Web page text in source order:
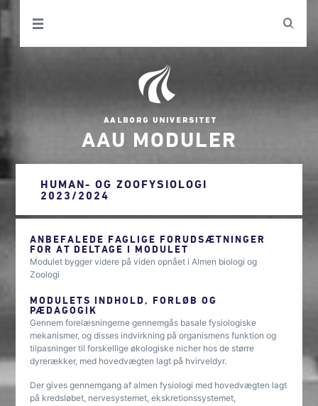
AAU MODULER
HUMAN- OG ZOOFYSIOLOGI
2023/2024
ANBEFALEDE FAGLIGE FORUDSÆTNINGER
FOR AT DELTAGE I MODULET
Modulet bygger videre på viden opnået i Almen biologi og
Zoologi
MODULETS INDHOLD, FORLØB OG
PÆDAGOGIK
Gennem forelæsningerne gennemgås basale fysiologiske
mekanismer, og disses indvirkning på organismens funktion og
tilpasninger til forskellige økologiske nicher hos de større
dyrerækker, med hovedvægten lagt på hvirveldyr.
Der gives gennemgang af almen fysiologi med hovedvægten lagt
på kredsløbet, nervesystemet, ekskretionssystemet,